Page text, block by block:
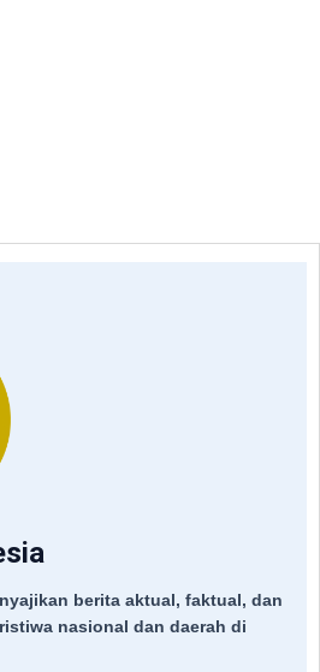
berita aktual, faktual, dan
nasional dan daerah di